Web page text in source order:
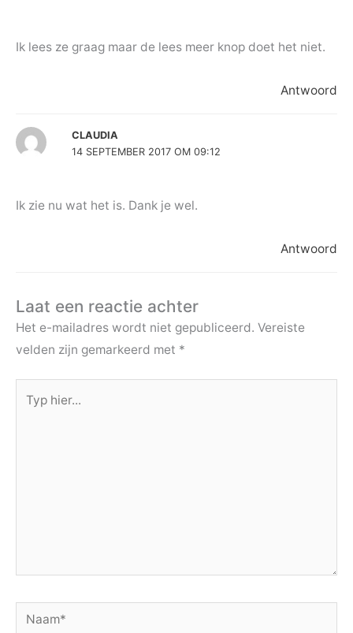
Ik lees ze graag maar de lees meer knop doet het niet.
Antwoord
CLAUDIA
14 SEPTEMBER 2017 OM 09:12
Ik zie nu wat het is. Dank je wel.
Antwoord
Laat een reactie achter
Het e-mailadres wordt niet gepubliceerd. Vereiste
velden zijn gemarkeerd met *
hier...
Naam*